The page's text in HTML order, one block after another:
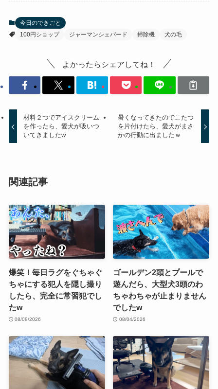
今日のできごと
100円ショップ
ジャーマンシェパード 掃除機 犬の毛
よかったらシェアしてね！
材料２つでアイスクリーム
を作ったら、愛犬が吸いつ
いてきましたw
暑くなってきたのでこたつ
を片付けたら、愛犬がまさ
かの行動に出ましたｗ
関連記事
爆笑！毎日ラグをぐちゃぐ
ちゃにする犯人を隠し撮り
したら、完全に常習犯でし
たw
08/08/2026
ゴールデン2頭とプールで
遊んだら、大型犬3頭のわ
ちゃわちゃが止まりません
でしたw
08/04/2026